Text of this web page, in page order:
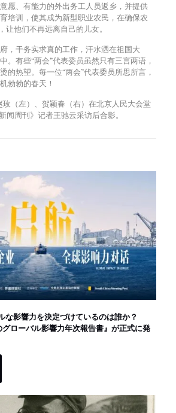
愿、有能力的外出务工人员返乡，并提供
培训，使其成为新型职业农民，在确保农
让他们不再远离自己的儿女。
，干务实求真的工作，汗水洒在祖国大
。有些“两会”代表委员虽然只有三言两语，
的热望。每一位“两会”代表委员所思所言，
勃勃的春天！
玫（左）、贺颖春（右）在北京人民大会堂
闻周刊》记者王驰云采访后合影。
な影響力を決定づけているのは誰か？
グローバル影響力年次報告書』が正式に発